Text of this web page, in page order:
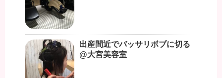
出産間近でバッサリボブに切る
@大宮美容室